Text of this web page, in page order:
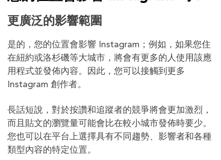
更廣泛的影響範圍
是的，您的位置會影響 Instagram；例如，如果您住
在紐約或洛杉磯等大城市，將會有更多的人使用該應
用程式並發佈內容。因此，您可以接觸到更多
Instagram 創作者。
長話短說，對於按讚和追蹤者的競爭將會更加激烈，
而且貼文的瀏覽量可能會比在較小城市發佈時要少。
您也可以在平台上選擇具有不同趨勢、影響者和各種
類型內容的特定位置。